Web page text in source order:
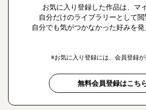
お気に入り登録した作品は、マ
自分だけのライブラリーとして閲
自分でも気がつかなかった好みを発
※お気に入り登録には、会員登録が
無料会員登録はこち